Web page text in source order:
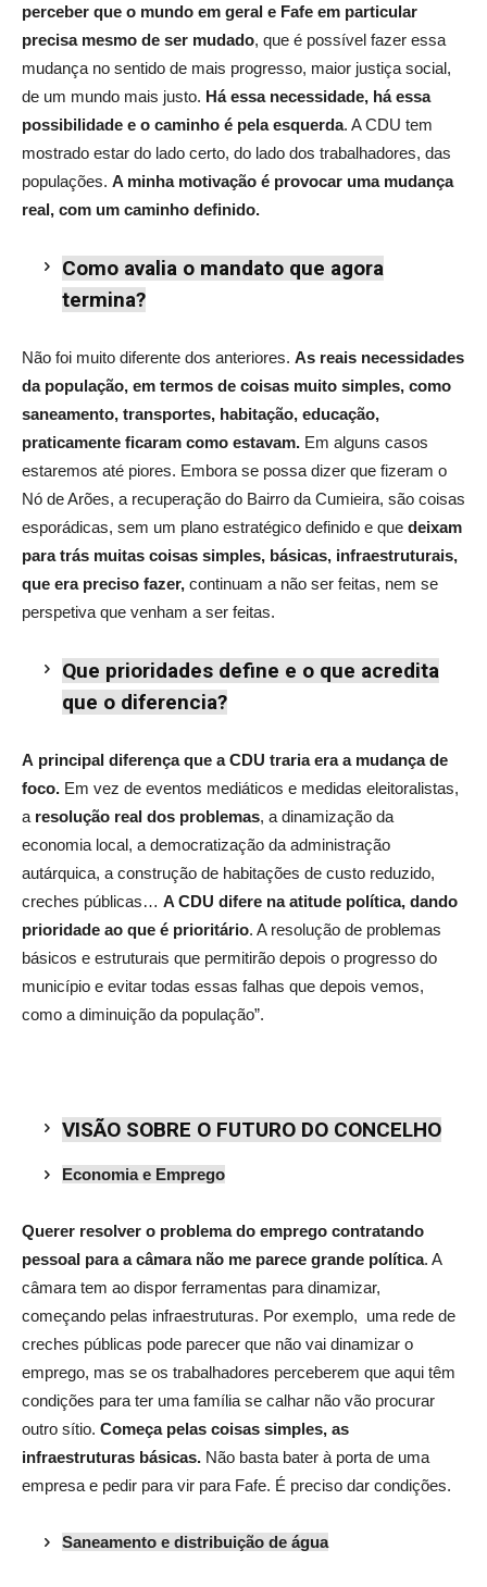
perceber que o mundo em geral e Fafe em particular
precisa mesmo de ser mudado, que é possível fazer essa
mudança no sentido de mais progresso, maior justiça social,
de um mundo mais justo. Há essa necessidade, há essa
possibilidade e o caminho é pela esquerda. A CDU tem
mostrado estar do lado certo, do lado dos trabalhadores, das
populações. A minha motivação é provocar uma mudança
real, com um caminho definido.
Como avalia o mandato que agora
termina?
Não foi muito diferente dos anteriores. As reais necessidades
da população, em termos de coisas muito simples, como
saneamento, transportes, habitação, educação,
praticamente ficaram como estavam. Em alguns casos
estaremos até piores. Embora se possa dizer que fizeram o
Nó de Arões, a recuperação do Bairro da Cumieira, são coisas
esporádicas, sem um plano estratégico definido e que deixam
para trás muitas coisas simples, básicas, infraestruturais,
que era preciso fazer, continuam a não ser feitas, nem se
perspetiva que venham a ser feitas.
Que prioridades define e o que acredita
que o diferencia?
A principal diferença que a CDU traria era a mudança de
foco. Em vez de eventos mediáticos e medidas eleitoralistas,
a resolução real dos problemas, a dinamização da
economia local, a democratização da administração
autárquica, a construção de habitações de custo reduzido,
creches públicas… A CDU difere na atitude política, dando
prioridade ao que é prioritário. A resolução de problemas
básicos e estruturais que permitirão depois o progresso do
município e evitar todas essas falhas que depois vemos,
como a diminuição da população”.
VISÃO SOBRE O FUTURO DO CONCELHO
Economia e Emprego
Querer resolver o problema do emprego contratando
pessoal para a câmara não me parece grande política. A
câmara tem ao dispor ferramentas para dinamizar,
começando pelas infraestruturas. Por exemplo, uma rede de
creches públicas pode parecer que não vai dinamizar o
emprego, mas se os trabalhadores perceberem que aqui têm
condições para ter uma família se calhar não vão procurar
outro sítio. Começa pelas coisas simples, as
infraestruturas básicas. Não basta bater à porta de uma
empresa e pedir para vir para Fafe. É preciso dar condições.
Saneamento e distribuição de água